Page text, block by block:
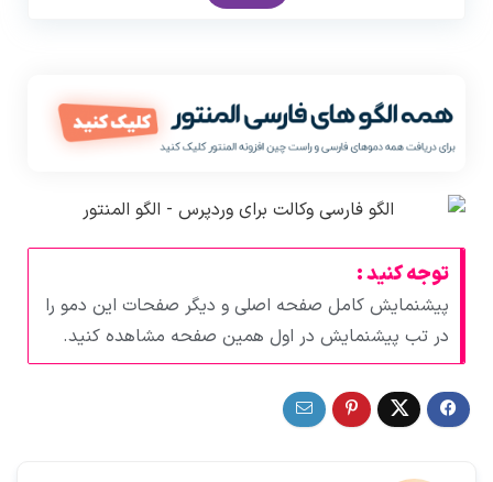
توجه کنید :
پیشنمایش کامل صفحه اصلی و دیگر صفحات این دمو را
در تب پیشنمایش در اول همین صفحه مشاهده کنید.